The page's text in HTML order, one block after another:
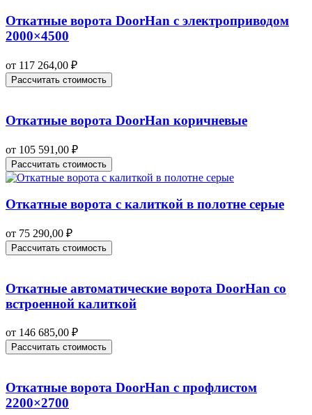
Откатные ворота DoorHan с электроприводом
2000×4500
от 117 264,00 ₽
Рассчитать стоимость
Откатные ворота DoorHan коричневые
от 105 591,00 ₽
Рассчитать стоимость
Откатные ворота с калиткой в полотне серые
от 75 290,00 ₽
Рассчитать стоимость
Откатные автоматические ворота DoorHan со
встроенной калиткой
от 146 685,00 ₽
Рассчитать стоимость
Откатные ворота DoorHan с профлистом
2200×2700